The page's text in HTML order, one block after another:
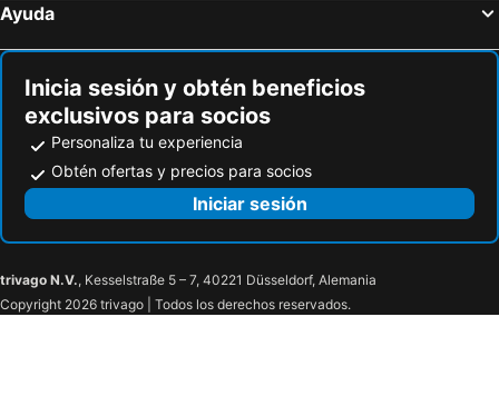
Ayuda
Inicia sesión y obtén beneficios
exclusivos para socios
Personaliza tu experiencia
Obtén ofertas y precios para socios
Iniciar sesión
trivago N.V., Kesselstraße 5 – 7, 40221 Düsseldorf, Alemania
Copyright 2026 trivago | Todos los derechos reservados.